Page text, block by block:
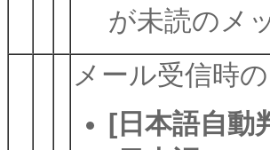
が未読のメ
メール受信時
[日本語自